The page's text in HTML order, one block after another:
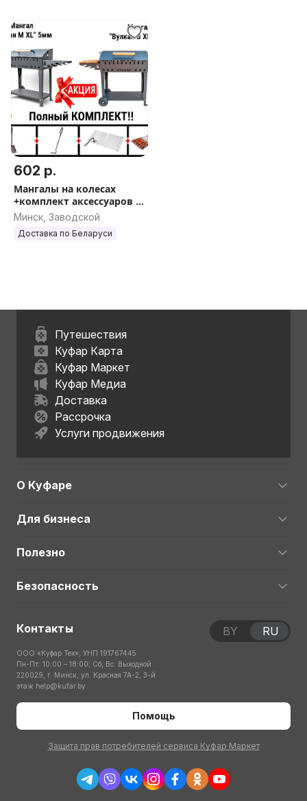
602 р.
Мангалы на колесах
+комплект аксессуаров в
подарок
Минск, Заводской
Доставка по Беларуси
Путешествия
Куфар Карта
Куфар Маркет
Куфар Медиа
Доставка
Рассрочка
Услуги продвижения
О Куфаре
Для бизнеса
Полезно
Безопасность
Контакты
ООО «Куфар Тех», УНП 191767445
Пн-Пт: 10:00 – 18:00; Сб, Вс: Выходной
220029, г. Минск, ул. Красная 7А-2, 3-й
этаж help@kufar.by
Помощь
Защита прав потребителей сервиса Куфар Маркет
BY RU